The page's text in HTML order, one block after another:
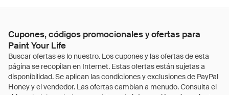
Cupones, códigos promocionales y ofertas para
Paint Your Life